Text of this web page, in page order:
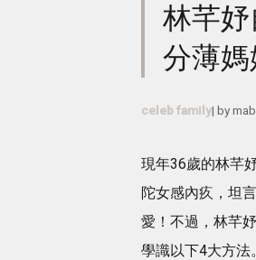
林芊
分薄
celeb family| by
現年36歲的林芊
陀女感內疚，坦
愛！不過，林芊
學識以下4大方法。